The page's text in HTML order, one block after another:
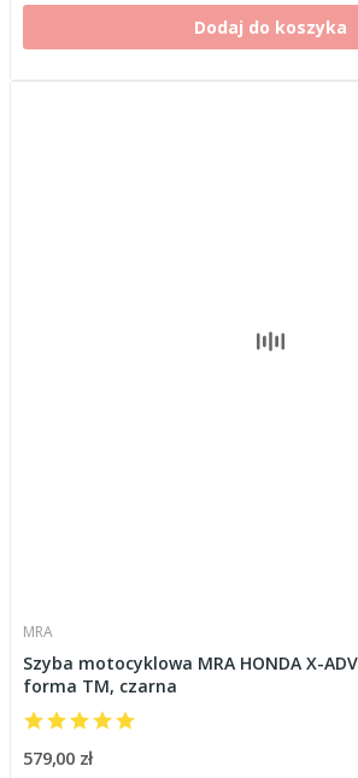
Dodaj do koszyka
MRA
Szyba motocyklowa MRA HONDA X-
forma TM, czarna
579,00 zł